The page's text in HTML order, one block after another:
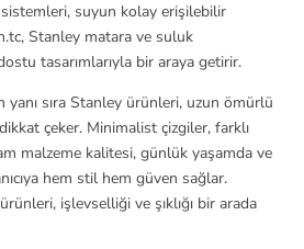
suyun kolay erişilebilir
Stanley matara ve suluk
tasarımlarıyla bir araya getirir.
sıra Stanley ürünleri, uzun ömürlü
çeker. Minimalist çizgiler, farklı
malzeme kalitesi, günlük yaşamda ve
hem stil hem güven sağlar.
işlevselliği ve şıklığı bir arada